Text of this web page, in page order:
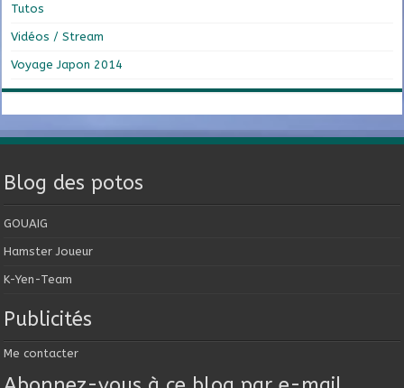
Tutos
Vidéos / Stream
Voyage Japon 2014
Blog des potos
GOUAIG
Hamster Joueur
K-Yen-Team
Publicités
Me contacter